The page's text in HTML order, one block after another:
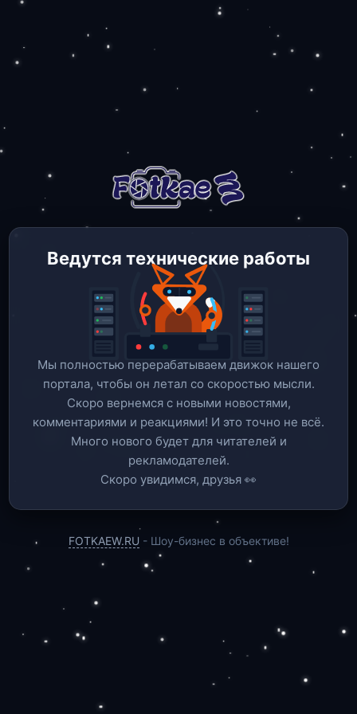
Ведутся технические работы
Мы полностью перерабатываем движок нашего
портала, чтобы он летал со скоростью мысли.
Скоро вернемся c новыми новостями,
комментариями и реакциями! И это точно не всё.
Много нового будет для читателей и
рекламодателей.
Скоро увидимся, друзья 👀
FOTKAEW.RU - Шоу-бизнес в объективе!